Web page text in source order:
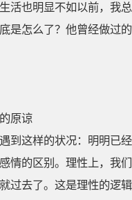
活也明显不如以前，我
怎么了？他曾经做过
原谅
到这样的状况：明明已
情的区别。理性上，我
过去了。这是理性的逻